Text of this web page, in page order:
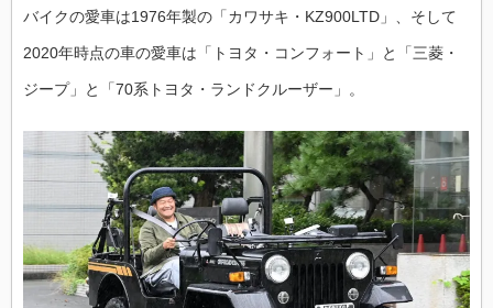
バイクの愛車は1976年製の「カワサキ・KZ900LTD」、そして
2020年時点の車の愛車は「トヨタ・コンフォート」と「三菱・
ジープ」と「70系トヨタ・ランドクルーザー」。